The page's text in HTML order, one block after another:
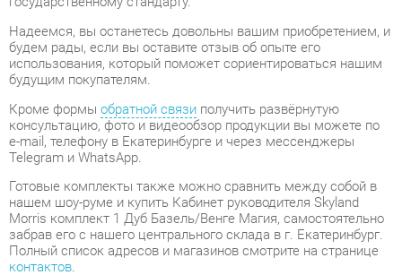
консультацию, фото и видеообзор продукции вы можете по
e-mail, телефону в Екатеринбурге и через мессенджеры
Telegram и WhatsApp.
нашем шоу-руме и купить Кабинет руководителя Skyland
Morris комплект 1 Дуб Базель/Венге Магия, самостоятельно
забрав его с нашего центрального склада в г. Екатеринбург.
Полный список адресов и магазинов смотрите на странице
Материал
Лдсп
Цвет
Дуб базель/венге магия